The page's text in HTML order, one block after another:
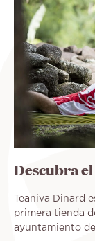
Descubra
Teaniva Dinard
primera tienda
ayuntamiento